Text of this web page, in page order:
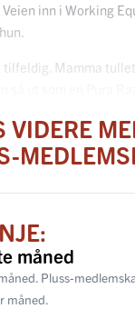
inn i Working
tilfeldig. Mamma
VIDERE
måned
Pluss-
måned.